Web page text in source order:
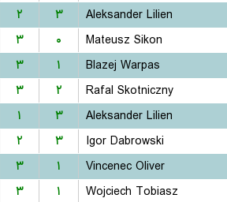
۲ ۳ Aleksander Lilien
۳ ۰ Mateusz Sikon
۳ ۱ Blazej Warpas
۳ ۲ Rafal Skotniczny
۱ ۳ Aleksander Lilien
۲ ۳ Igor Dabrowski
۳ ۱ Vincenec Oliver
۳ ۱ Wojciech Tobiasz